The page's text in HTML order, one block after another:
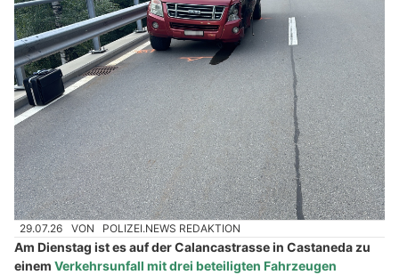
29.07.26 VON POLIZEI.NEWS REDAKTION
Am Dienstag ist es auf der Calancastrasse in Castaneda zu
einem Verkehrsunfall mit drei beteiligten Fahrzeugen